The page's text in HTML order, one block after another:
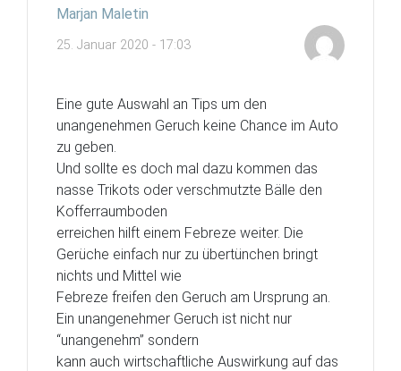
Marjan Maletin
25. Januar 2020 - 17:03
Eine gute Auswahl an Tips um den
unangenehmen Geruch keine Chance im Auto
zu geben.
Und sollte es doch mal dazu kommen das
nasse Trikots oder verschmutzte Bälle den
Kofferraumboden
erreichen hilft einem Febreze weiter. Die
Gerüche einfach nur zu übertünchen bringt
nichts und Mittel wie
Febreze freifen den Geruch am Ursprung an.
Ein unangenehmer Geruch ist nicht nur
“unangenehm” sondern
kann auch wirtschaftliche Auswirkung auf das